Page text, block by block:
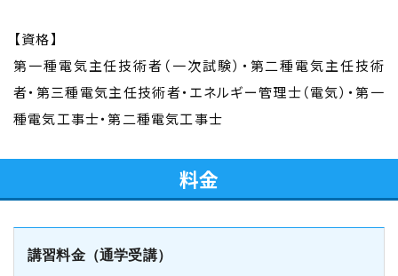
【資格】
第一種電気主任技術者（一次試験）・第二種電気主任技術
者・第三種電気主任技術者・エネルギー管理士（電気）・第一
種電気工事士・第二種電気工事士
料金
講習料金（通学受講）